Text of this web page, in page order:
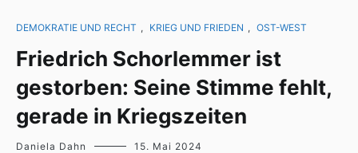
DEMOKRATIE UND RECHT , KRIEG UND FRIEDEN , OST-WEST
Friedrich Schorlemmer ist
gestorben: Seine Stimme fehlt,
gerade in Kriegszeiten
Daniela Dahn 15. Mai 2024